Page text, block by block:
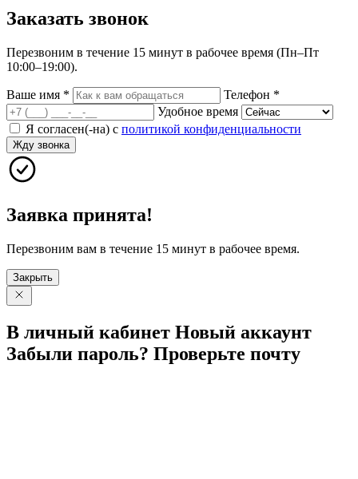
Заказать звонок
Перезвоним в течение 15 минут в рабочее время (Пн–Пт
10:00–19:00).
Ваше имя * Телефон *
Удобное время
Я согласен(-на) с политикой конфиденциальности
Жду звонка
Заявка принята!
Перезвоним вам в течение 15 минут в рабочее время.
Закрыть
В личный кабинет Новый аккаунт
Забыли пароль? Проверьте почту